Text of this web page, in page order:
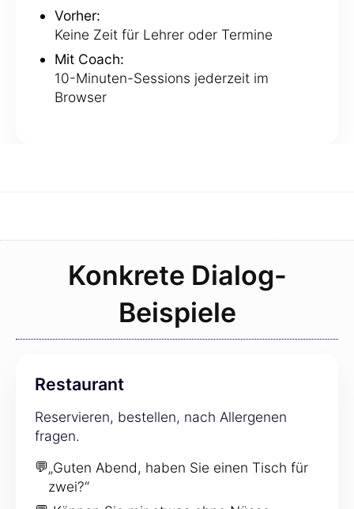
Vorher:
Keine Zeit für Lehrer oder Termine
Mit Coach:
10-Minuten-Sessions jederzeit im
Browser
Konkrete Dialog-
Beispiele
Restaurant
Reservieren, bestellen, nach Allergenen
fragen.
💬„Guten Abend, haben Sie einen Tisch für
zwei?“